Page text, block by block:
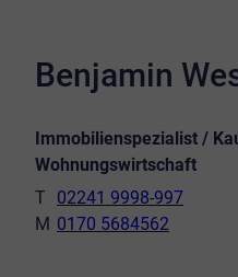
Benjamin
Immobilienspezialist /
Wohnungswirtschaft
02241 9998-997
0170 5684562